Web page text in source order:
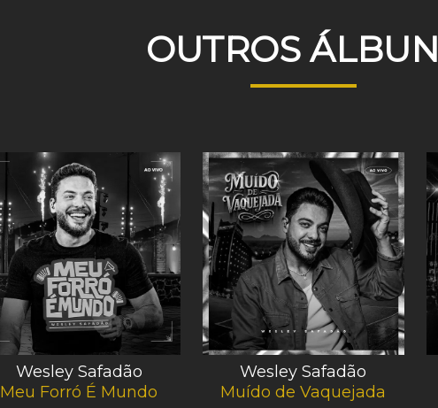
OUTROS
Wesley Safadão
Meu Forró É Mundo
Wesley Safadão
Muído de Vaquejada